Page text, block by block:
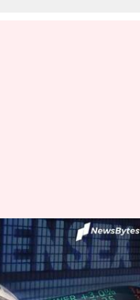
पर हुआ बंद